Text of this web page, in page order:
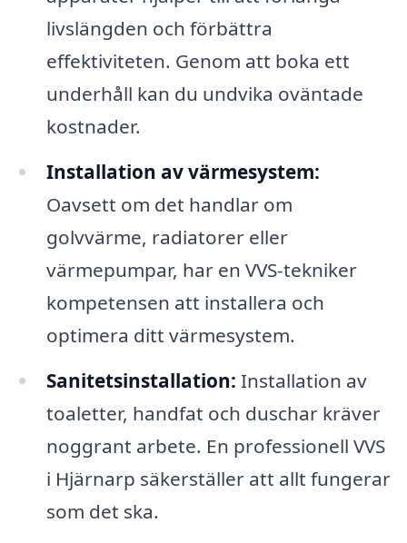
livslängden och förbättra
effektiviteten. Genom att boka ett
underhåll kan du undvika oväntade
kostnader.
Installation av värmesystem:
Oavsett om det handlar om
golvvärme, radiatorer eller
värmepumpar, har en VVS-tekniker
kompetensen att installera och
optimera ditt värmesystem.
Sanitetsinstallation: Installation av
toaletter, handfat och duschar kräver
noggrant arbete. En professionell VVS
i Hjärnarp säkerställer att allt fungerar
som det ska.